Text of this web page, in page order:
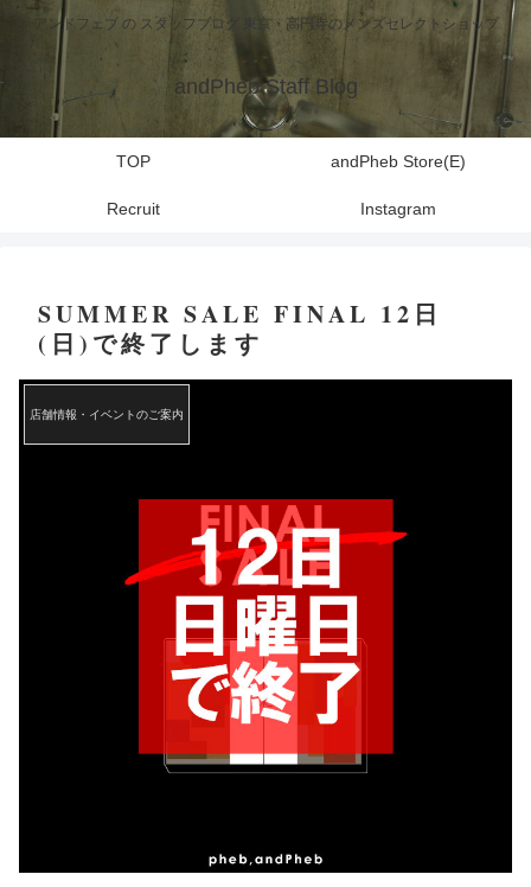
アンドフェブ の スタッフブログ 東京・高円寺のメンズセレクトショップ
andPheb Staff Blog
TOP andPheb Store(E)
Recruit Instagram
SUMMER SALE FINAL 12日
(日)で終了します
店舗情報・イベントのご案内